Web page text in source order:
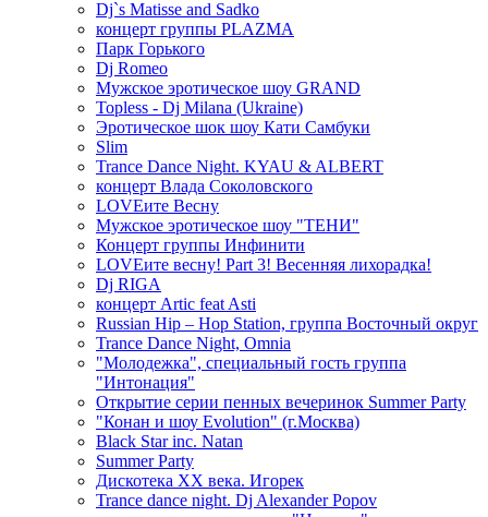
Dj`s Matisse and Sadko
концерт группы PLAZMA
Парк Горького
Dj Romeo
Мужское эротическое шоу GRAND
Topless - Dj Milana (Ukraine)
Эротическое шок шоу Кати Самбуки
Slim
Trance Dance Night. KYAU & ALBERT
концерт Влада Соколовского
LOVEите Весну
Мужское эротическое шоу "ТЕНИ"
Концерт группы Инфинити
LOVEите весну! Part 3! Весенняя лихорадка!
Dj RIGA
концерт Artic feat Asti
Russian Hip – Hop Station, группа Восточный округ
Trance Dance Night, Omnia
"Молодежка", специальный гость группа
"Интонация"
Открытие серии пенных вечеринок Summer Party
"Конан и шоу Evolution" (г.Москва)
Black Star inc. Natan
Summer Party
Дискотека ХХ века. Игорек
Trance dance night. Dj Alexander Popov